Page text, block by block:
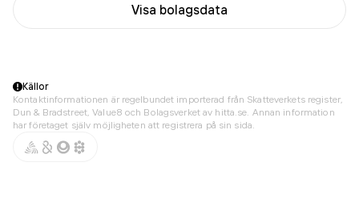
Visa bolagsdata
Källor
Kontaktinformationen är regelbundet importerad från Skatteverkets register,
Dun & Bradstreet, Value8 och Bolagsverket av hitta.se. Annan information
har företaget själv möjligheten att registrera på sin sida.